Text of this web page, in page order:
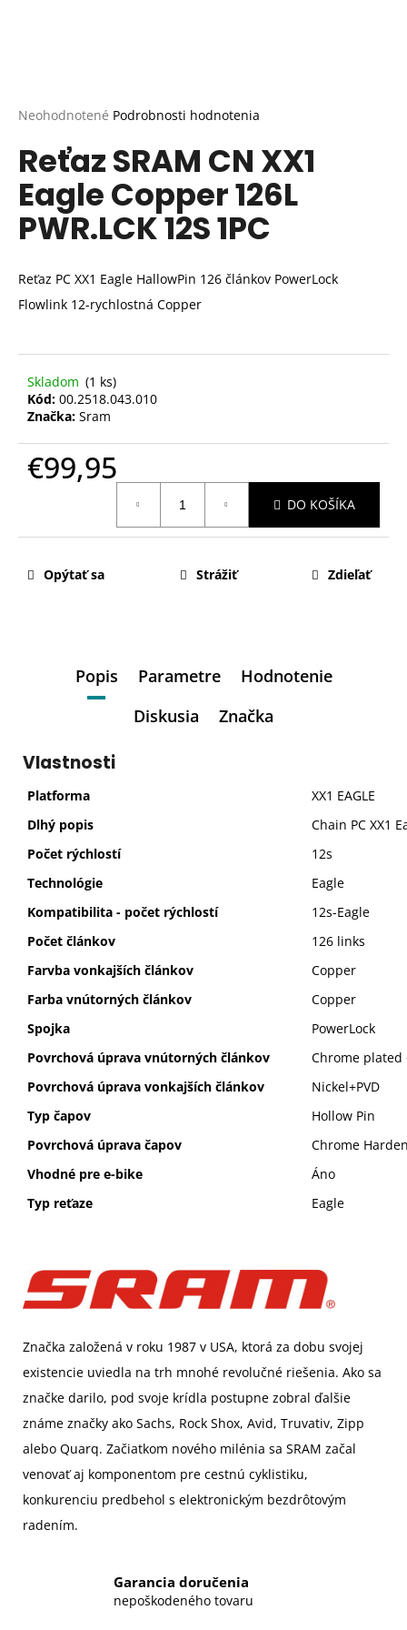
Priemerné
produktu
je
0,0
5
hviezdičiek.
Neohodnotené Podrobnosti hodnotenia
Reťaz SRAM CN XX1
Eagle Copper 126L
PWR.LCK 12S 1PC
Reťaz PC XX1 Eagle HallowPin 126 článkov PowerLock
Flowlink 12-rychlostná Copper
Skladom (1 ks)
Kód: 00.2518.043.010
Značka: Sram
€99,95
DO KOŠÍKA
Opýtať sa Strážiť Zdieľať
Popis Parametre
Hodnotenie
Diskusia
Značka
Vlastnosti
Platforma
XX1 EAGLE
Dlhý popis
Chain PC XX1
Počet rýchlostí
12s
Technológie
Eagle
Kompatibilita - počet rýchlostí
12s-Eagle
Počet článkov
126 links
Farvba vonkajších článkov
Copper
Farba vnútorných článkov
Copper
Spojka
PowerLock
Povrchová úprava vnútorných článkov
Chrome plated
Povrchová úprava vonkajších článkov
Nickel+PVD
Typ čapov
Hollow Pin
Povrchová úprava čapov
Chrome
Vhodné pre e-bike
Áno
Typ reťaze
Eagle
Značka založená v roku 1987 v USA, ktorá za dobu svojej
existencie uviedla na trh mnohé revolučné riešenia. Ako sa
značke darilo, pod svoje krídla postupne zobral ďalšie
známe značky ako Sachs, Rock Shox, Avid, Truvativ, Zipp
alebo Quarq. Začiatkom nového milénia sa SRAM začal
venovať aj komponentom pre cestnú cyklistiku,
konkurenciu predbehol s elektronickým bezdrôtovým
radením.
Garancia doručenia
nepoškodeného tovaru